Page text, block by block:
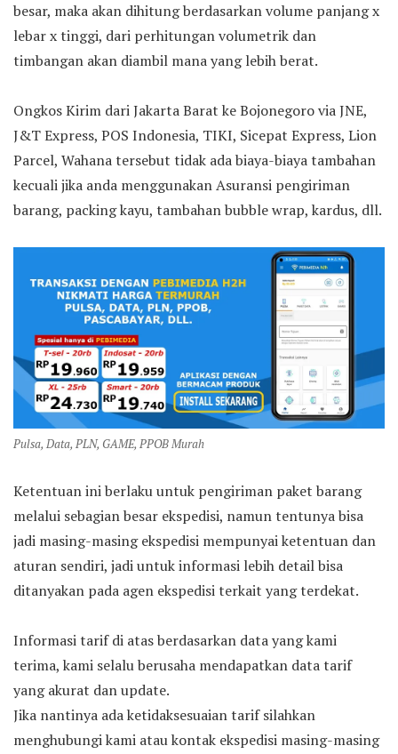
besar, maka akan dihitung berdasarkan volume panjang x
lebar x tinggi, dari perhitungan volumetrik dan
timbangan akan diambil mana yang lebih berat.
Ongkos Kirim dari Jakarta Barat ke Bojonegoro via JNE,
J&T Express, POS Indonesia, TIKI, Sicepat Express, Lion
Parcel, Wahana tersebut tidak ada biaya-biaya tambahan
kecuali jika anda menggunakan Asuransi pengiriman
barang, packing kayu, tambahan bubble wrap, kardus, dll.
Pulsa, Data, PLN, GAME, PPOB Murah
Ketentuan ini berlaku untuk pengiriman paket barang
melalui sebagian besar ekspedisi, namun tentunya bisa
jadi masing-masing ekspedisi mempunyai ketentuan dan
aturan sendiri, jadi untuk informasi lebih detail bisa
ditanyakan pada agen ekspedisi terkait yang terdekat.
Informasi tarif di atas berdasarkan data yang kami
terima, kami selalu berusaha mendapatkan data tarif
yang akurat dan update.
Jika nantinya ada ketidaksesuaian tarif silahkan
menghubungi kami atau kontak ekspedisi masing-masing